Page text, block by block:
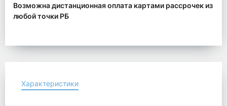
Возможна дистанционная оплата картами рассрочек из
любой точки РБ
Характеристики